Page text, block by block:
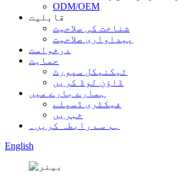
ODM/OEM
قابلیت
شناخت کی صلاحیت
پیداواری صلاحیت
درخواست
حمایت
ٹیکنیکل سپورٹ
ڈاؤن لوڈ کریں
ہمارے بارے میں
فیکٹری ڈسپلے
خبریں
ہم سے رابطہ کریں۔
English